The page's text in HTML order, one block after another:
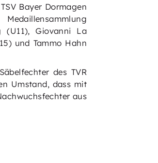
Bayer Dormagen
(U11), Giovanni La
und Tammo Hahn
des TVR
Umstand, dass mit
aus